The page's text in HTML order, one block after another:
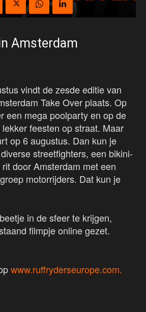
Amsterdam
vindt de zesde editie van
Take Over plaats. Op
een mega poolparty en op de
feesten op straat. Maar
op 6 augustus. Dan kun je
streetfighters, een bikini-
door Amsterdam met een
motorrijders. Dat kun je
in de sfeer te krijgen,
filmpje online gezet.
www.ruffryderseurope.com.